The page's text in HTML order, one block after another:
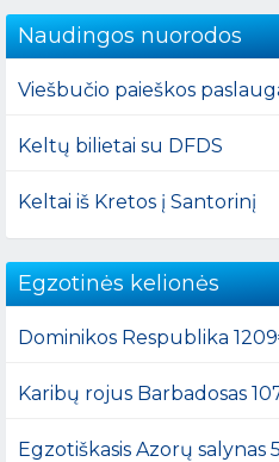
Naudingos nuorodos
Viešbučio paieškos
Keltų bilietai su DFDS
Keltai iš Kretos į Santorinį
Egzotinės kelionės
Dominikos Respublika
Karibų rojus Barbadosas
Egzotiškasis Azorų salynas